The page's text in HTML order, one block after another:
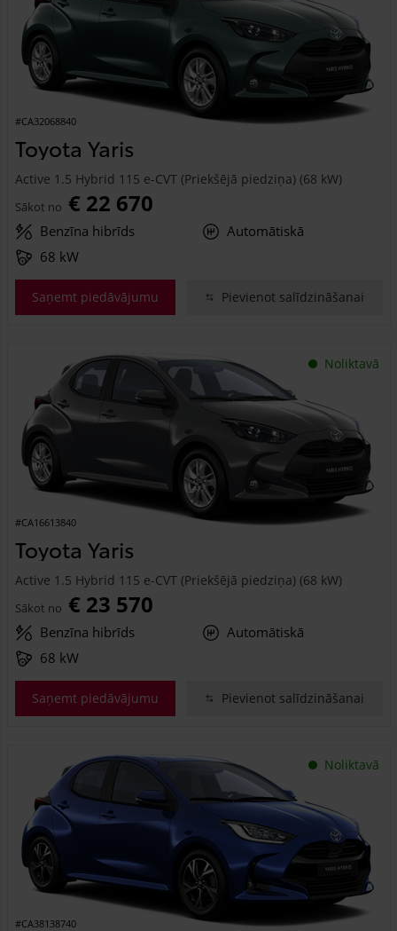
#CA32068840
Toyota Yaris
Active 1.5 Hybrid 115 e-CVT (Priekšējā piedziņa) (68 kW)
Sākot no € 22 670
Benzīna hibrīds
Automātiskā
68 kW
Saņemt piedāvājumu Pievienot salīdzināšanai
Noliktavā
#CA16613840
Toyota Yaris
Active 1.5 Hybrid 115 e-CVT (Priekšējā piedziņa) (68 kW)
Sākot no € 23 570
Benzīna hibrīds
Automātiskā
68 kW
Saņemt piedāvājumu Pievienot salīdzināšanai
Noliktavā
#CA38138740